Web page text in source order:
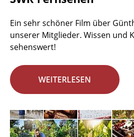
Ein sehr schöner Film über
unserer Mitglieder. Wissen und
sehenswert!
WEITERLESEN